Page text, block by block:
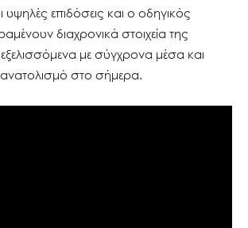
υψηλές επιδόσεις και ο οδηγικός
διαχρονικά στοιχεία της
με σύγχρονα μέσα και
στο σήμερα.